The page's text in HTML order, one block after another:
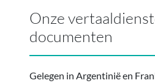
Onze
documenten
Gelegen in Argentinië en